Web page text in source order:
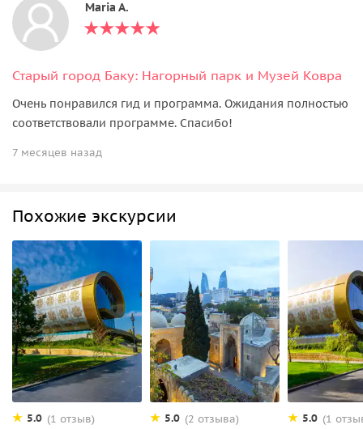
Maria A.
Старый город Баку: Нагорный парк и Музей Ковра
Очень понравился гид и программа. Ожидания полностью
соответствовали программе. Спасибо!
7 месяцев назад
Похожие экскурсии
5.0 (1 отзыв) 5.0 (2 отзыва) 5.0 (1